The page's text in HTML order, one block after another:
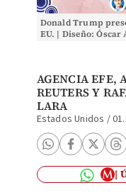
Donald Trump
EU. | Diseño: Óscar
AGENCIA EFE,
REUTERSY
LARA
Estados Unidos /